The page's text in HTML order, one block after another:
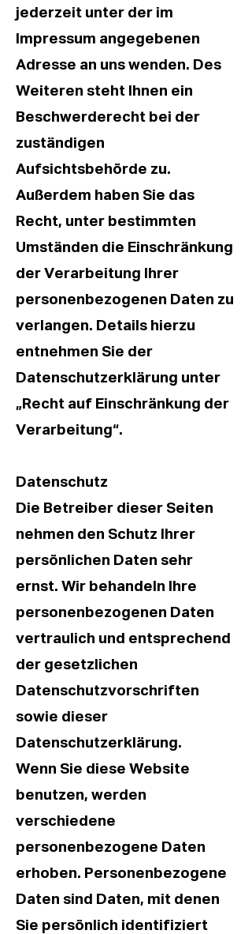
jederzeit unter der im
Impressum angegebenen
Adresse an uns wenden. Des
Weiteren steht Ihnen ein
Beschwerderecht bei der
zuständigen
Aufsichtsbehörde zu.
Außerdem haben Sie das
Recht, unter bestimmten
Umständen die Einschränkung
der Verarbeitung Ihrer
personenbezogenen Daten zu
verlangen. Details hierzu
entnehmen Sie der
Datenschutzerklärung unter
„Recht auf Einschränkung der
Verarbeitung“.
Datenschutz
Die Betreiber dieser Seiten
nehmen den Schutz Ihrer
persönlichen Daten sehr
ernst. Wir behandeln Ihre
personenbezogenen Daten
vertraulich und entsprechend
der gesetzlichen
Datenschutzvorschriften
sowie dieser
Datenschutzerklärung.
Wenn Sie diese Website
benutzen, werden
verschiedene
personenbezogene Daten
erhoben. Personenbezogene
Daten sind Daten, mit denen
Sie persönlich identifiziert